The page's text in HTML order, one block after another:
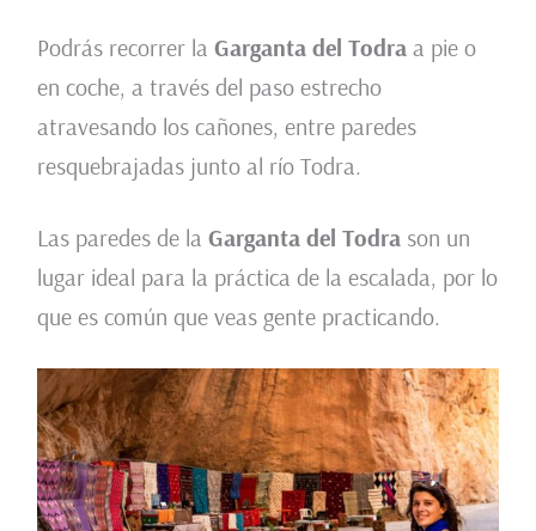
Podrás recorrer la Garganta del Todraa pie o
en coche, a través del paso estrecho
atravesando los cañones, entre paredes
resquebrajadas junto al río Todra.
Las paredes de la Garganta del Todrason un
lugar ideal para la práctica de la escalada, por lo
que es común que veas gente practicando.